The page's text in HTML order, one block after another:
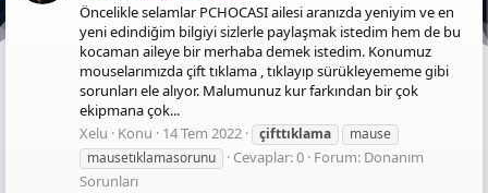
Öncelikle selamlar PCHOCASI ailesi aranızda yeniyim ve en
yeni edindiğim bilgiyi sizlerle paylaşmak istedim hem de bu
kocaman aileye bir merhaba demek istedim. Konumuz
mouselarımızda çift tıklama , tıklayıp sürükleyememe gibi
sorunları ele alıyor. Malumunuz kur farkından bir çok
ekipmana çok...
Xelu
Konu 14 Tem 2022 çifttıklama
mause
mausetıklamasorunu
Cevaplar: 0 Forum: Donanım
Sorunları